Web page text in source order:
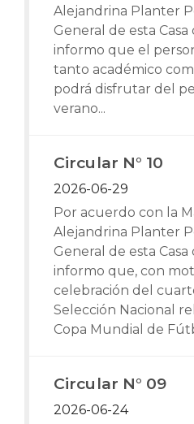
Alejandrina Planter
General de esta
informo que el
tanto académico
podrá disfrutar del
verano...
Circular N° 10
2026-06-29
Por acuerdo con la
Alejandrina Planter
General de esta
informo que, con
celebración del
Selección Nacional
Copa Mundial de
Circular N° 09
2026-06-24